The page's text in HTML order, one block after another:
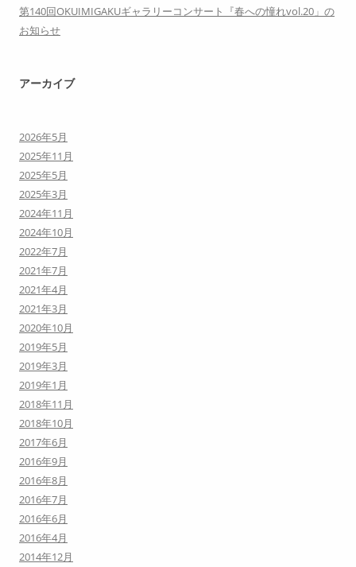
第140回OKUIMIGAKUギャラリーコンサート『春への憧れvol.20」の
お知らせ
アーカイブ
2026年5月
2025年11月
2025年5月
2025年3月
2024年11月
2024年10月
2022年7月
2021年7月
2021年4月
2021年3月
2020年10月
2019年5月
2019年3月
2019年1月
2018年11月
2018年10月
2017年6月
2016年9月
2016年8月
2016年7月
2016年6月
2016年4月
2014年12月